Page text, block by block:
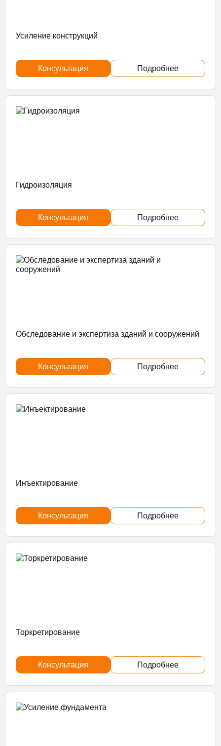
Усиление конструкций
Консультация Подробнее
Гидроизоляция
Консультация Подробнее
Обследование и экспертиза зданий и сооружений
Консультация Подробнее
Инъектирование
Консультация Подробнее
Торкретирование
Консультация Подробнее